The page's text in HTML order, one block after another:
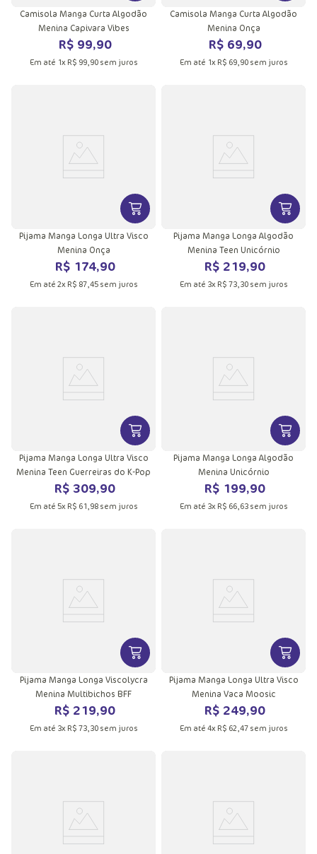
Camisola Manga Curta Algodão
Menina Capivara Vibes
R$ 99,90
Em até 1x R$ 99, 90sem juros
Camisola Manga Curta Algodão
Menina Onça
R$ 69,90
Em até 1x R$ 69, 90sem juros
VER MAIS INFORMAÇÕES DO
Pijama Manga Longa Ultra Visco
Menina Onça
R$ 174,90
Em até 2x R$ 87, 45sem juros
VER
Pijama Manga Longa Algodão
Menina Teen Unicórnio
R$ 219,90
Em até 3x R$ 73, 30sem juros
VER MAIS INFORMAÇÕES DO
Pijama Manga Longa Ultra Visco
Menina Teen Guerreiras do K-Pop
R$ 309,90
Em até 5x R$ 61 98sem juros
VER
Pijama Manga Longa Algodão
Menina Unicórnio
R$ 199,90
Em até 3x R$ 66, 63sem juros
VER MAIS INFORMAÇÕES DO
Pijama Manga Longa Viscolycra
Menina Multibichos BFF
R$ 219,90
Em até 3x R$ 73, 30sem juros
VER
Pijama Manga Longa Ultra Visco
Menina Vaca Moosic
R$ 249,90
Em até 4x R$ 62 47sem juros